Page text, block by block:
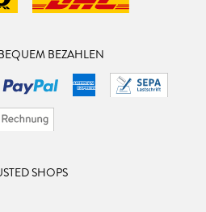
BEZAHLEN
SHOPS